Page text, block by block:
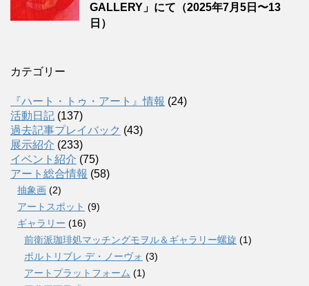
GALLERY」にて（2025年7月5日〜13
日）
カテゴリー
『ハート・トゥ・アート』情報 (24)
活動日記 (137)
過去記事プレイバック (43)
展示紹介 (233)
イベント紹介 (75)
アート総合情報 (58)
抽象画 (2)
アートスポット (9)
ギャラリー (16)
前衛派珈琲処マッチングモヲル＆ギャラリー螺旋 (1)
ポルトリブレ デ・ノーヴォ (3)
アートプラットフォーム (1)